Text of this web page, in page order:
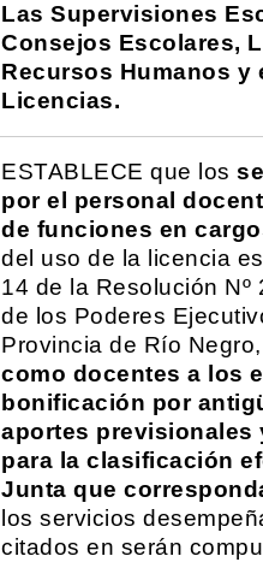
Las Supervisiones
Consejos Escolares,
Recursos Humanos y
Licencias.
ESTABLECE que los
por el personal
de funciones en
del uso de la licencia
14 de la Resolución Nº
de los Poderes
Provincia de Río
como docentes a los
bonificación por
aportes previsionales
para la clasificación
Junta que
los servicios
citados en serán